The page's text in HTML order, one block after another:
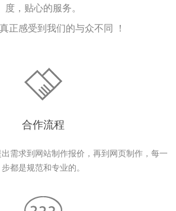
度，贴心的服务。
正感受到我们的与众不同 ！
合作流程
需求到网站制作报价，再到网页制作，每一
步都是规范和专业的。